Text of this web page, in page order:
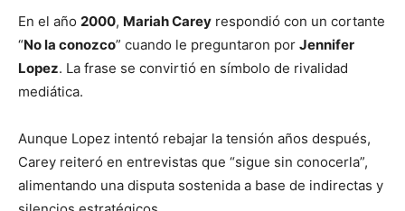
En el año 2000, Mariah Carey respondió con un cortante
“No la conozco” cuando le preguntaron por Jennifer
Lopez. La frase se convirtió en símbolo de rivalidad
mediática.
Aunque Lopez intentó rebajar la tensión años después,
Carey reiteró en entrevistas que “sigue sin conocerla”,
alimentando una disputa sostenida a base de indirectas y